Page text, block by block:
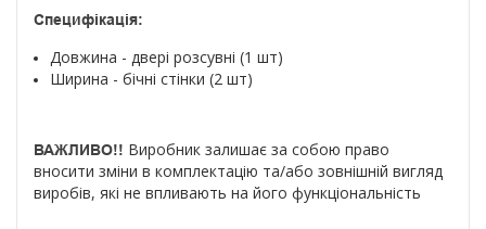
Специфікація:
Довжина - двері розсувні (1 шт)
Ширина - бічні стінки (2 шт)
ВАЖЛИВО!! Виробник залишає за собою право
вносити зміни в комплектацію та/або зовнішній вигляд
виробів, які не впливають на його функціональність